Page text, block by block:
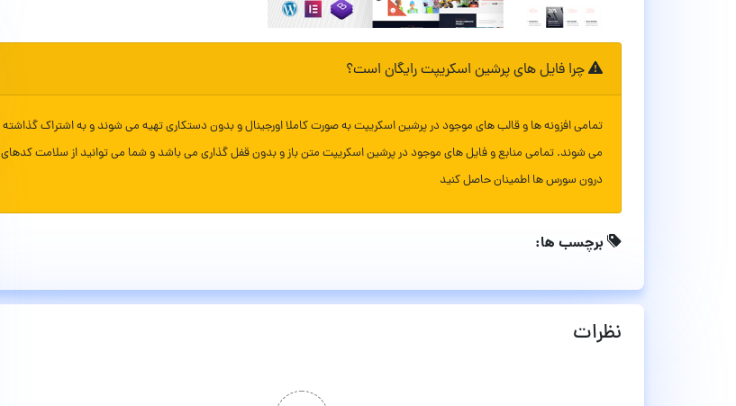
چرا فایل های پرشین اسکریپت رایگان است؟
تمامی افزونه ها و قالب های موجود در پرشین اسکریپت به صورت کاملا اورجینال و بدون دستکاری تهیه می شوند و به اشتراک گذاشته
می شوند. تمامی منابع و فایل های موجود در پرشین اسکریپت متن باز و بدون قفل گذاری می باشد و شما می توانید از سلامت کدهای
درون سورس ها اطمینان حاصل کنید
برچسب ها:
نظرات